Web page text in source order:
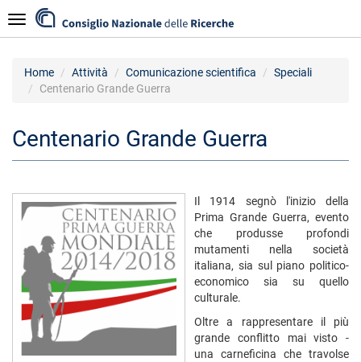
al
contenuto
Navigazione
Home Attività Comunicazione scientifica
Speciali
Centenario Grande Guerra
Centenario Grande Guerra
Il 1914 segnò l'inizio della
Prima Grande Guerra, evento
che produsse profondi
mutamenti nella società
italiana, sia sul piano politico-
economico sia su quello
culturale.
Oltre a rappresentare il più
grande conflitto mai visto -
una carneficina che travolse